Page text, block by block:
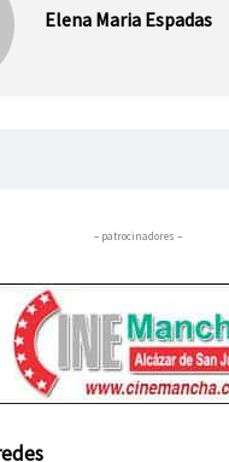
Elena Maria Espadas
– patrocinadores –